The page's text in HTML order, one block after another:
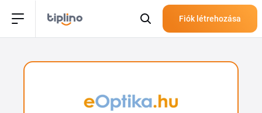
Fiók létrehozása